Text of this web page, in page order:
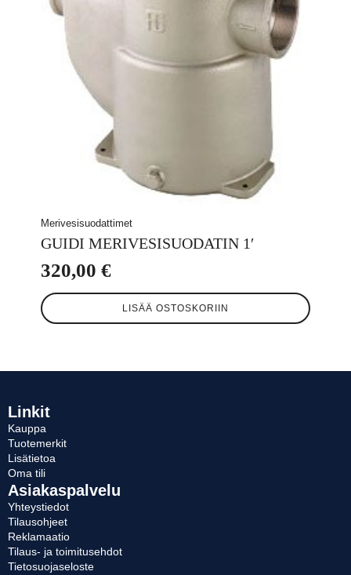
Merivesisuodattimet
GUIDI MERIVESISUODATIN 1′
320,00 €
LISÄÄ OSTOSKORIIN
Linkit
Kauppa
Tuotemerkit
Lisätietoa
Oma tili
Asiakaspalvelu
Yhteystiedot
Tilausohjeet
Reklamaatio
Tilaus- ja toimitusehdot
Tietosuojaseloste